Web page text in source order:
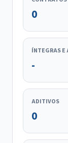
0
ÍNTEGRAS E
-
ADITIVOS
0